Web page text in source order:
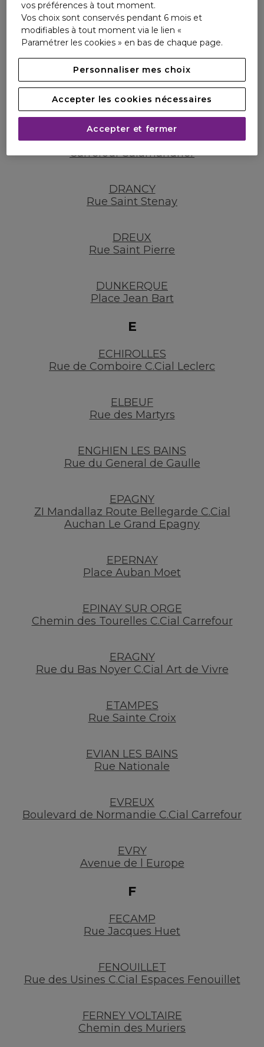
DOUAI
Place d Armes
DRAGUIGNAN
Boulevard Clemenceau
DRAGUIGNAN
ZI St Hermentaire J.Resplandin C.Cial
Carrefour Salamandrier
DRANCY
Rue Saint Stenay
DREUX
Rue Saint Pierre
DUNKERQUE
Place Jean Bart
E
ECHIROLLES
Rue de Comboire C.Cial Leclerc
ELBEUF
Rue des Martyrs
ENGHIEN LES BAINS
Rue du General de Gaulle
EPAGNY
ZI Mandallaz Route Bellegarde C.Cial
Auchan Le Grand Epagny
EPERNAY
Place Auban Moet
EPINAY SUR ORGE
Chemin des Tourelles C.Cial Carrefour
ERAGNY
Rue du Bas Noyer C.Cial Art de Vivre
ETAMPES
Rue Sainte Croix
EVIAN LES BAINS
Rue Nationale
EVREUX
Boulevard de Normandie C.Cial Carrefour
EVRY
Avenue de l Europe
F
FECAMP
Rue Jacques Huet
FENOUILLET
Rue des Usines C.Cial Espaces Fenouillet
FERNEY VOLTAIRE
Chemin des Muriers
vos préférences à tout moment.
Vos choix sont conservés pendant 6 mois et
modifiables à tout moment via le lien «
Paramétrer les cookies » en bas de chaque page.
Personnaliser mes choix
Accepter les cookies nécessaires
Accepter et fermer